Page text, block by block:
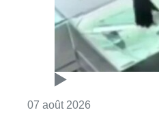
07 août 2026